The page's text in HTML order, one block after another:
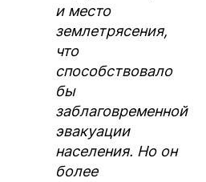
и место
землетрясения,
что
способствовало
бы
заблаговременной
эвакуации
населения. Но он
более